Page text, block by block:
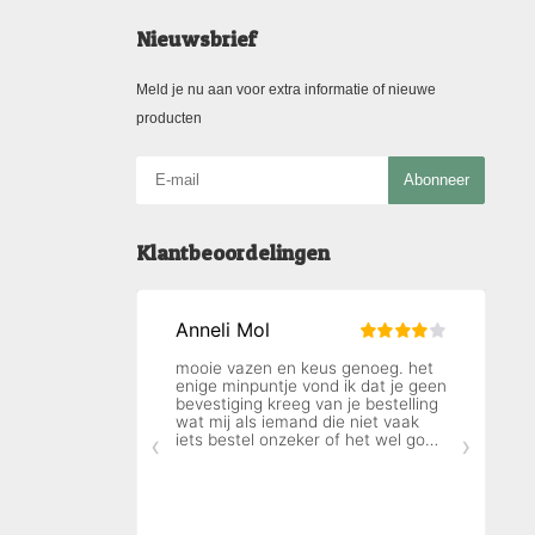
Nieuwsbrief
Meld je nu aan voor extra informatie of nieuwe
producten
Abonneer
Klantbeoordelingen